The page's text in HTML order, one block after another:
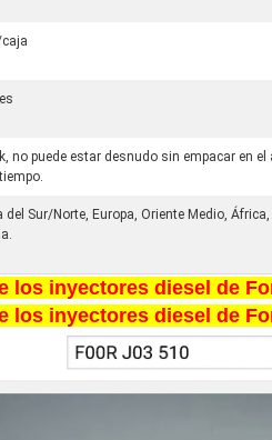
no puede estar desnudo sin empacar en el
del Sur/Norte, Europa, Oriente Medio,
los inyectores diesel de
los inyectores diesel de